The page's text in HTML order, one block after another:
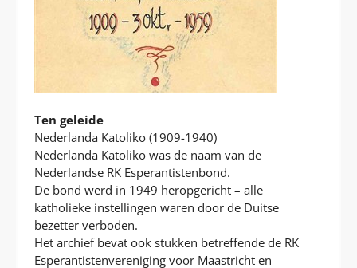
Ten geleide
Nederlanda Katoliko (1909-1940)
Nederlanda Katoliko was de naam van de
Nederlandse RK Esperantistenbond.
De bond werd in 1949 heropgericht – alle
katholieke instellingen waren door de Duitse
bezetter verboden.
Het archief bevat ook stukken betreffende de RK
Esperantistenvereniging voor Maastricht en